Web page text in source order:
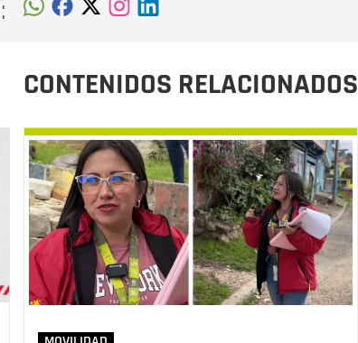
CONTENIDOS RELACIONADOS